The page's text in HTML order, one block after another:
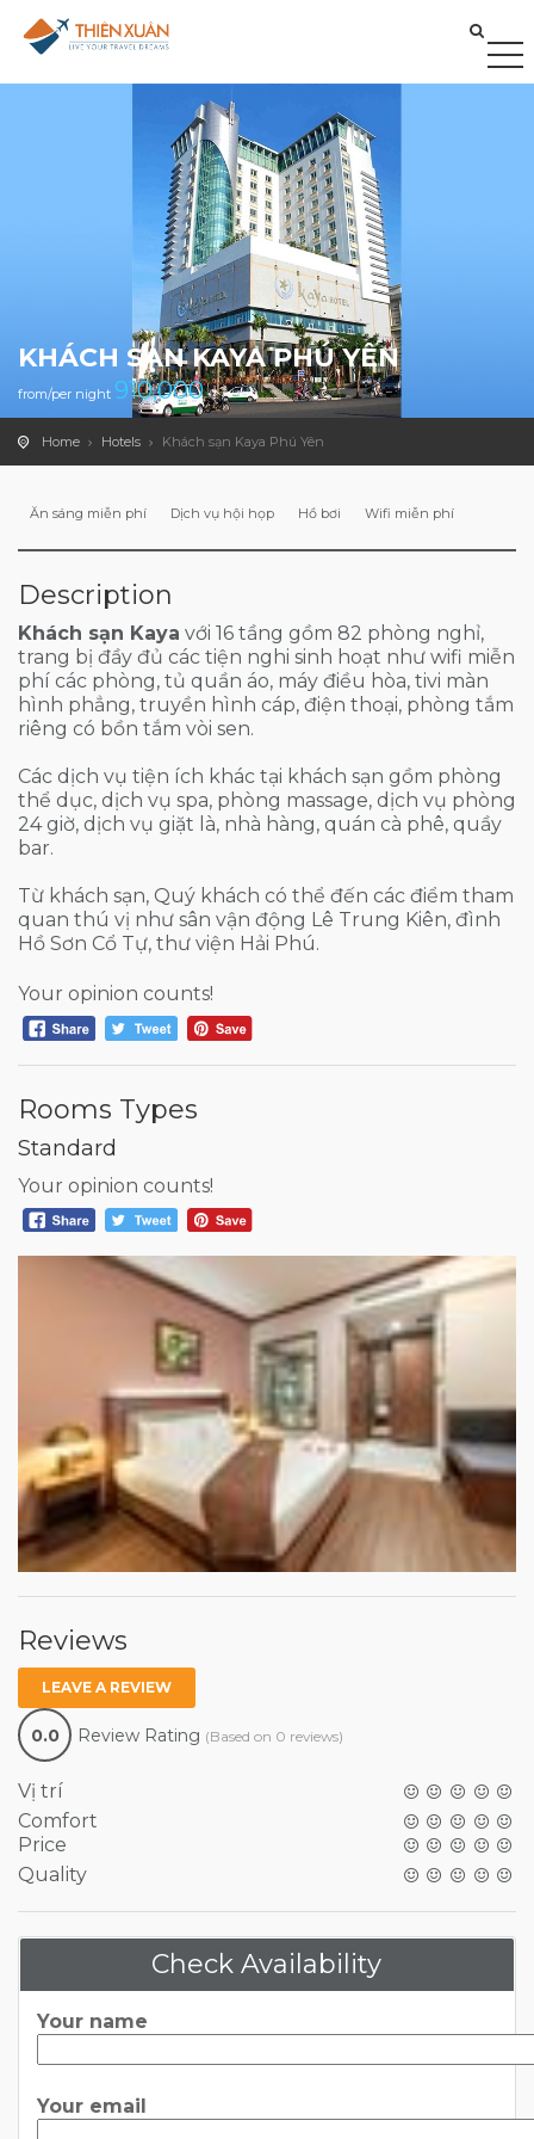
KHÁCH SẠN KAYA PHÚ YÊN
from/per night 910,000
Home Hotels Khách sạn Kaya Phú Yên
Ăn sáng miễn phí Dịch vụ hội họp Hồ bơi Wifi miễn phí
Description
Khách sạn Kaya với 16 tầng gồm 82 phòng nghỉ,
trang bị đầy đủ các tiện nghi sinh hoạt như wifi miễn
phí các phòng, tủ quần áo, máy điều hòa, tivi màn
hình phẳng, truyền hình cáp, điện thoại, phòng tắm
riêng có bồn tắm vòi sen.
Các dịch vụ tiện ích khác tại khách sạn gồm phòng
thể dục, dịch vụ spa, phòng massage, dịch vụ phòng
24 giờ, dịch vụ giặt là, nhà hàng, quán cà phê, quầy
bar.
Từ khách sạn, Quý khách có thể đến các điểm tham
quan thú vị như sân vận động Lê Trung Kiên, đình
Hồ Sơn Cổ Tự, thư viện Hải Phú.
Your opinion counts!
Rooms Types
Standard
Your opinion counts!
Reviews
LEAVE A REVIEW
0.0 Review Rating (Based on 0 reviews)
Vị trí
Comfort
Price
Quality
Check Availability
Your name
Your email